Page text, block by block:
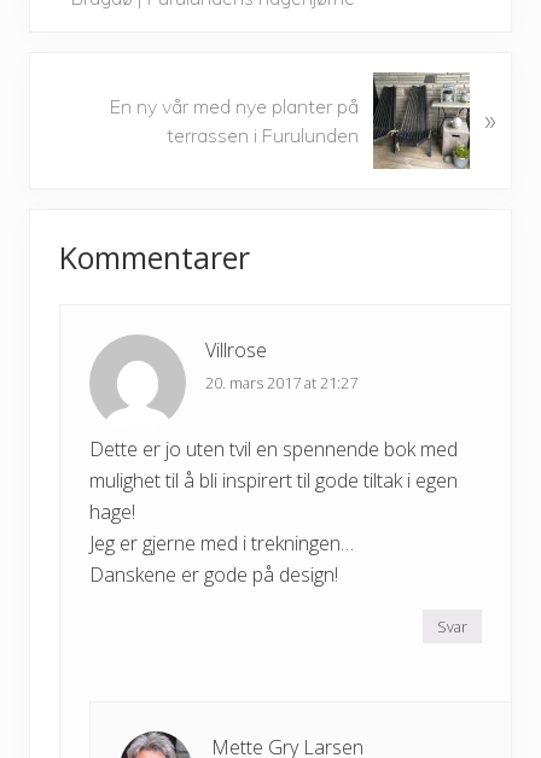
En ny vår med nye planter på
terrassen i Furulunden
»
Interactions
Kommentarer
Villrose
20. mars 2017 at 21:27
Dette er jo uten tvil en spennende bok med
mulighet til å bli inspirert til gode tiltak i egen
hage!
Jeg er gjerne med i trekningen…
Danskene er gode på design!
Svar
Mette Gry Larsen